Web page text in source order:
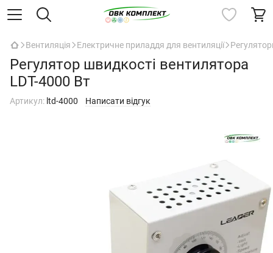
Вентиляція Електричне приладдя для вентиляції
Регулятор швидкості вентилятора
LDT-4000 Вт
Артикул: ltd-4000 Написати відгук